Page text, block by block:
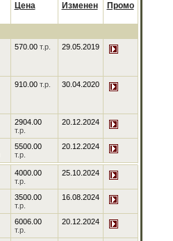
Цена Изменен Промо
570.00 т.р. 29.05.2019
910.00 т.р. 30.04.2020
2904.00
т.р.
20.12.2024
5500.00
т.р.
20.12.2024
4000.00
т.р.
25.10.2024
3500.00
т.р.
16.08.2024
6006.00
т.р.
20.12.2024